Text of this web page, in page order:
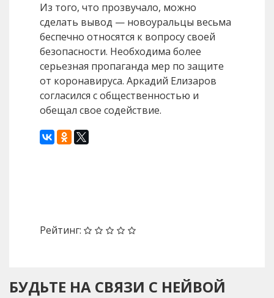
Из того, что прозвучало, можно
сделать вывод — новоуральцы весьма
беспечно относятся к вопросу своей
безопасности. Необходима более
серьезная пропаганда мер по защите
от коронавируса. Аркадий Елизаров
согласился с общественностью и
обещал свое содействие.
Рейтинг:
БУДЬТЕ НА СВЯЗИ С НЕЙВОЙ